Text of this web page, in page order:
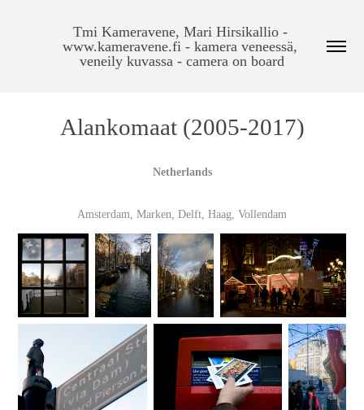
Tmi Kameravene, Mari Hirsikallio -
www.kameravene.fi - kamera veneessä,
veneily kuvassa - camera on board
Alankomaat (2005-2017)
Netherlands
Amsterdam, Marken, Delft, Haag, Vollendam